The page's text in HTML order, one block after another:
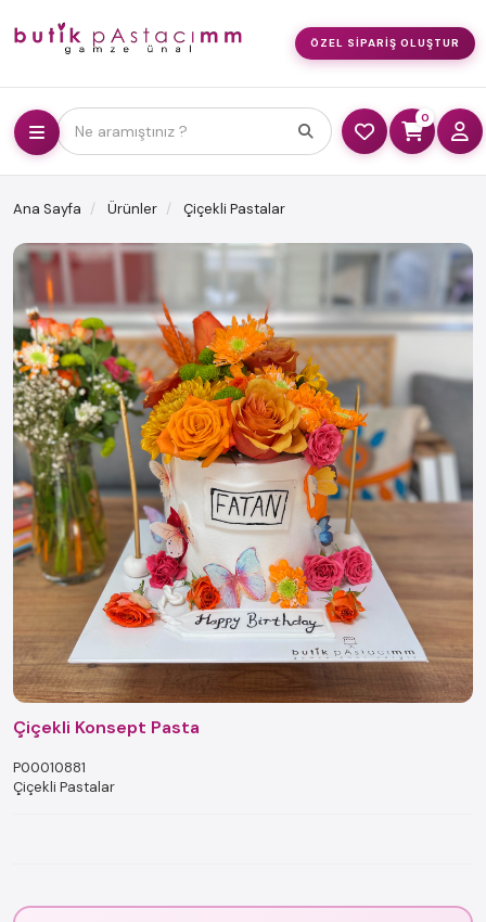
ÖZEL SIPARIŞ OLUŞTUR
Ne aramıştınız ?
0
Ana Sayfa Ürünler Çiçekli Pastalar
Çiçekli Konsept Pasta
P00010881
Çiçekli Pastalar